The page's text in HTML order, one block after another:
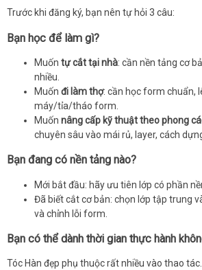
Trước khi đăng ký, bạn nên tự hỏi 3 câu:
Bạn học để làm gì?
Muốn tự cắt tại nhà: cần nền tảng cơ
nhiều.
Muốn đi làm thợ: cần học form chuẩn,
máy/tỉa/tháo form.
Muốn nâng cấp kỹ thuật theo phong
chuyên sâu vào mái rủ, layer, cách
Bạn đang có nền tảng nào?
Mới bắt đầu: hãy ưu tiên lớp có phần
Đã biết cắt cơ bản: chọn lớp tập trung
và chỉnh lỗi form.
Bạn có thể dành thời gian thực hành
Tóc Hàn đẹp phụ thuộc rất nhiều vào thao